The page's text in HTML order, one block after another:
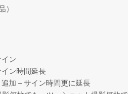
）
ン
ン時間延長
加＋サイン時間更に延長